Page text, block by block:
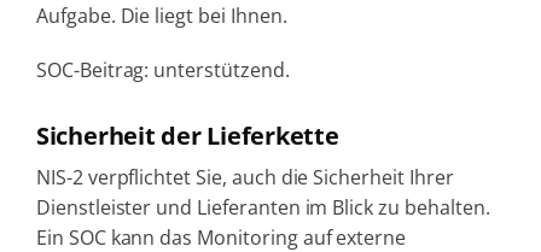
Aufgabe. Die liegt bei Ihnen.
SOC-Beitrag: unterstützend.
Sicherheit der Lieferkette
NIS-2 verpflichtet Sie, auch die Sicherheit Ihrer
Dienstleister und Lieferanten im Blick zu behalten.
Ein SOC kann das Monitoring auf externe